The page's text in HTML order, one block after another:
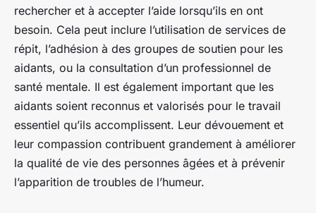
rechercher et à accepter l’aide lorsqu’ils en ont
besoin. Cela peut inclure l’utilisation de services de
répit, l’adhésion à des groupes de soutien pour les
aidants, ou la consultation d’un professionnel de
santé mentale. Il est également important que les
aidants soient reconnus et valorisés pour le travail
essentiel qu’ils accomplissent. Leur dévouement et
leur compassion contribuent grandement à améliorer
la qualité de vie des personnes âgées et à prévenir
l’apparition de troubles de l’humeur.